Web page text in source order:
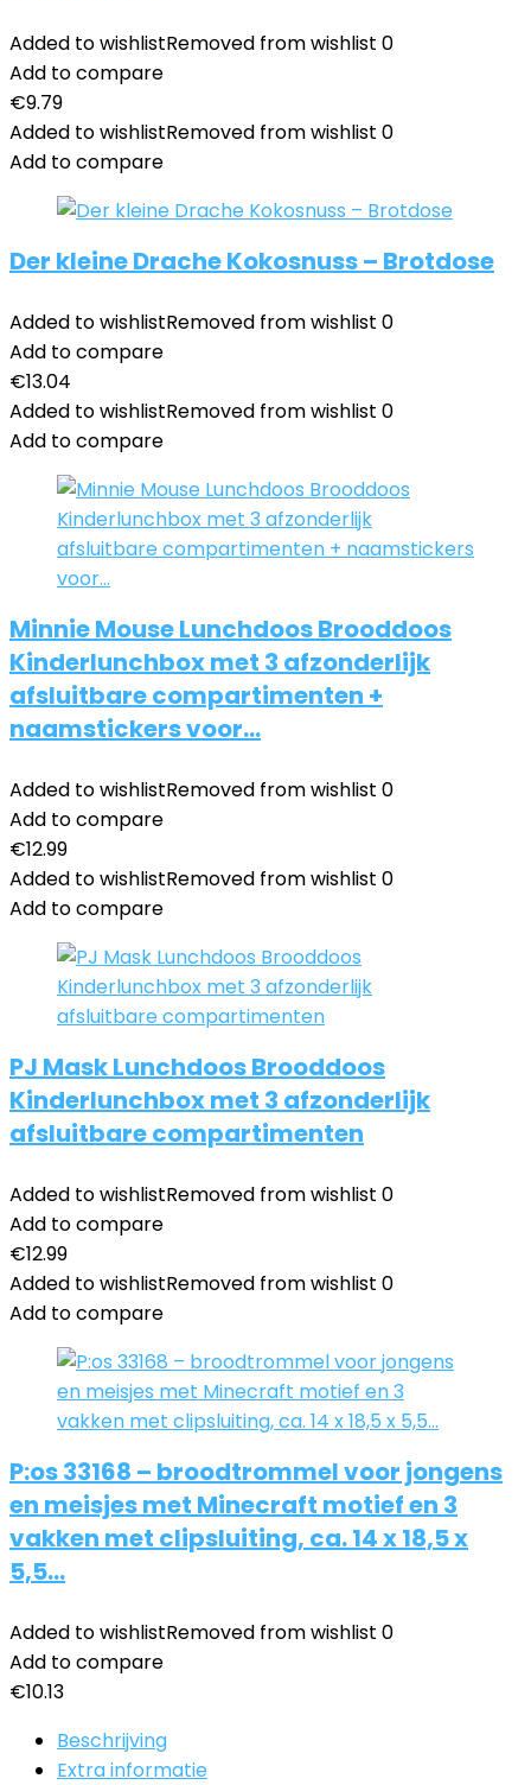
Added to wishlistRemoved from wishlist 0
Add to compare
€9.79
Added to wishlistRemoved from wishlist 0
Add to compare
Der kleine Drache Kokosnuss – Brotdose
Added to wishlistRemoved from wishlist 0
Add to compare
€13.04
Added to wishlistRemoved from wishlist 0
Add to compare
Minnie Mouse Lunchdoos Brooddoos
Kinderlunchbox met 3 afzonderlijk
afsluitbare compartimenten +
naamstickers voor…
Added to wishlistRemoved from wishlist 0
Add to compare
€12.99
Added to wishlistRemoved from wishlist 0
Add to compare
PJ Mask Lunchdoos Brooddoos
Kinderlunchbox met 3 afzonderlijk
afsluitbare compartimenten
Added to wishlistRemoved from wishlist 0
Add to compare
€12.99
Added to wishlistRemoved from wishlist 0
Add to compare
P:os 33168 – broodtrommel voor jongens
en meisjes met Minecraft motief en 3
vakken met clipsluiting, ca. 14 x 18,5 x
5,5…
Added to wishlistRemoved from wishlist 0
Add to compare
€10.13
Beschrijving
Extra informatie